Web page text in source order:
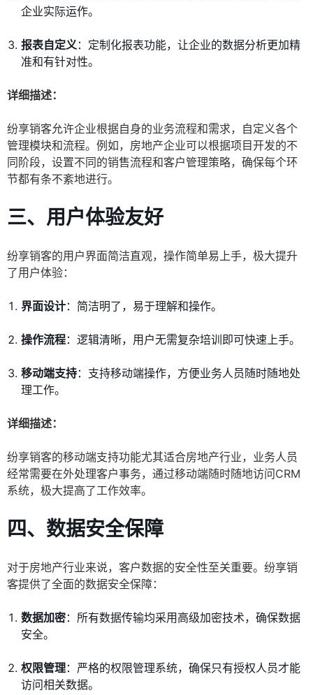
企业实际运作。
报表自定义：定制化报表功能，让企业的数据分析更加精
准和有针对性。
详细描述：
纷享销客允许企业根据自身的业务流程和需求，自定义各个
管理模块和流程。例如，房地产企业可以根据项目开发的不
同阶段，设置不同的销售流程和客户管理策略，确保每个环
节都有条不紊地进行。
三、用户体验友好
纷享销客的用户界面简洁直观，操作简单易上手，极大提升
了用户体验：
界面设计：简洁明了，易于理解和操作。
操作流程：逻辑清晰，用户无需复杂培训即可快速上手。
移动端支持：支持移动端操作，方便业务人员随时随地处
理工作。
详细描述：
纷享销客的移动端支持功能尤其适合房地产行业，业务人员
经常需要在外处理客户事务，通过移动端随时随地访问CRM
系统，极大提高了工作效率。
四、数据安全保障
对于房地产行业来说，客户数据的安全性至关重要。纷享销
客提供了全面的数据安全保障：
数据加密：所有数据传输均采用高级加密技术，确保数据
安全。
权限管理：严格的权限管理系统，确保只有授权人员才能
访问相关数据。